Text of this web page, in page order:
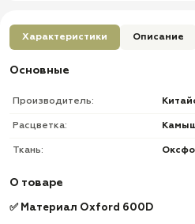
Характеристики Описание
Основные
Производитель:
Расцветка:
Ткань:
О товаре
✅ Материал Oxford 600D